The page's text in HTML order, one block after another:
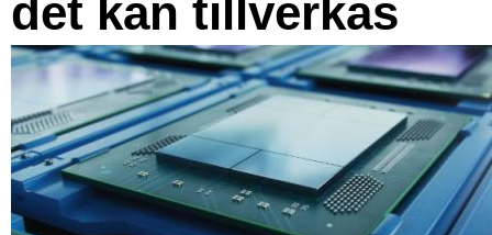
det kan tillverkas